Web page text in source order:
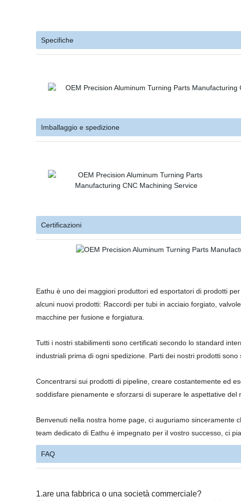
Specifiche
Imballaggio e spedizione
Certificazioni
Eathu è uno dei maggiori produttori ed esportatori di prodotti
alcuni nuovi prodotti: Raccordi per tubi in acciaio forgiato,
macchine per fusione e forgiatura.
Tutti i nostri stabilimenti sono certificati secondo lo standard
industriali prima di ogni spedizione. Parti dei nostri prodotti
Concentrarsi sui prodotti di pipeline, creare costantemente ed
soddisfare pienamente e sforzarsi di superare le aspettative del
Benvenuti nella nostra home page, ci auguriamo sinceramente
team dedicato di Eathu è impegnato per il vostro successo, ci
FAQ
1.are una fabbrica o una società commerciale?